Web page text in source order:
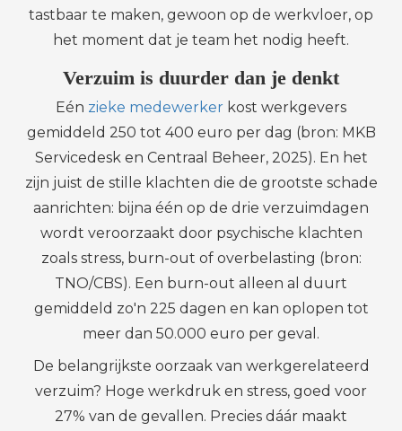
tastbaar te maken, gewoon op de werkvloer, op
het moment dat je team het nodig heeft.
Verzuim is duurder dan je denkt
Eén zieke medewerker kost werkgevers
gemiddeld 250 tot 400 euro per dag (bron: MKB
Servicedesk en Centraal Beheer, 2025). En het
zijn juist de stille klachten die de grootste schade
aanrichten: bijna één op de drie verzuimdagen
wordt veroorzaakt door psychische klachten
zoals stress, burn-out of overbelasting (bron:
TNO/CBS). Een burn-out alleen al duurt
gemiddeld zo'n 225 dagen en kan oplopen tot
meer dan 50.000 euro per geval.
De belangrijkste oorzaak van werkgerelateerd
verzuim? Hoge werkdruk en stress, goed voor
27% van de gevallen. Precies dáár maakt